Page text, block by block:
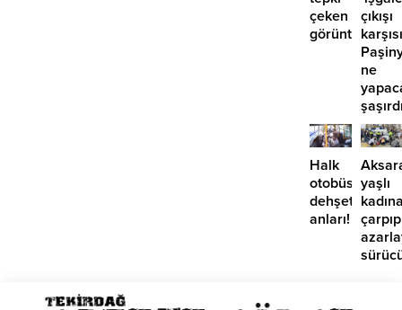
çeken
görüntüler
çıkışı
ne
Halk
otobüsünde
dehşet
anları!
yaşlı
çarpıp